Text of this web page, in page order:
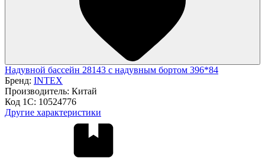
Надувной бассейн 28143 с надувным бортом 396*84
Бренд: INTEX
Производитель: Китай
Код 1С: 10524776
Другие характеристики